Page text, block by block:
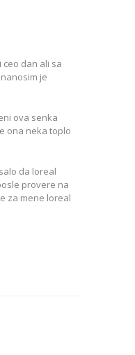
ceo dan ali sa
je
ova senka
ona neka toplo
da loreal
provere na
za mene loreal